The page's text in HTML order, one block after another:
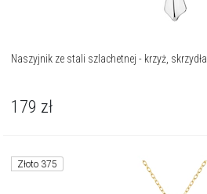
Naszyjnik ze stali szlachetnej - krzyż, skrzydła
179 zł
Złoto 375